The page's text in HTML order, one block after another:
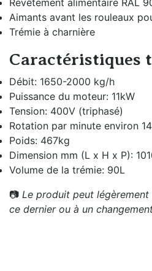
Aimants avant les rouleaux
Trémie à charnière
Caractéristiques
Débit: 1650-2000 kg/h
Puissance du moteur: 11kW
Tension: 400V (triphasé)
Rotation par minute environ
Poids: 467kg
Dimension mm (L x H x P):
Volume de la trémie: 90L
📷 Le produit peut
ce dernier ou à un